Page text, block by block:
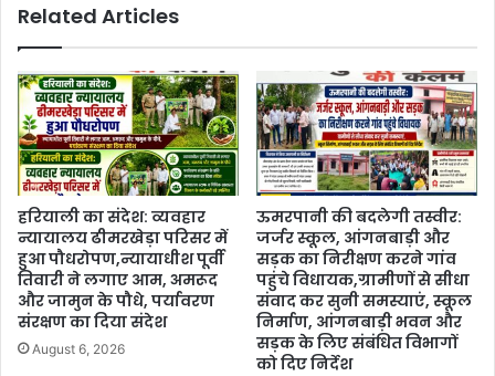
Related Articles
हरियाली का संदेश: व्यवहार
न्यायालय ढीमरखेड़ा परिसर में
हुआ पौधरोपण,न्यायाधीश पूर्वी
तिवारी ने लगाए आम, अमरूद
और जामुन के पौधे, पर्यावरण
संरक्षण का दिया संदेश
August 6, 2026
ऊमरपानी की बदलेगी तस्वीर:
जर्जर स्कूल, आंगनबाड़ी और
सड़क का निरीक्षण करने गांव
पहुंचे विधायक,ग्रामीणों से सीधा
संवाद कर सुनी समस्याएं, स्कूल
निर्माण, आंगनबाड़ी भवन और
सड़क के लिए संबंधित विभागों
को दिए निर्देश